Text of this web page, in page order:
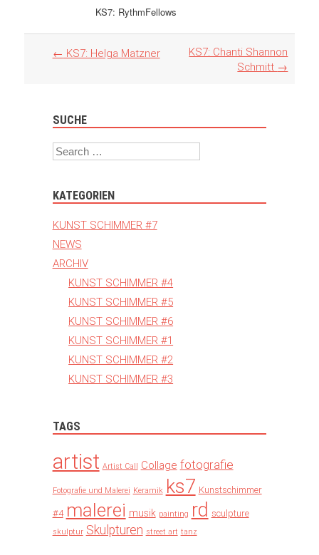
KS7: RythmFellows
Artikel
← KS7: Helga Matzner
KS7: Chanti Shannon
Schmitt →
SUCHE
Search
KATEGORIEN
KUNST SCHIMMER #7
NEWS
ARCHIV
KUNST SCHIMMER #4
KUNST SCHIMMER #5
KUNST SCHIMMER #6
KUNST SCHIMMER #1
KUNST SCHIMMER #2
KUNST SCHIMMER #3
TAGS
artist Artist Call Collage fotografie
Fotografie und Malerei Keramik ks7 Kunstschimmer
#4 malerei musik painting rd sculpture
skulptur Skulpturen street art tanz